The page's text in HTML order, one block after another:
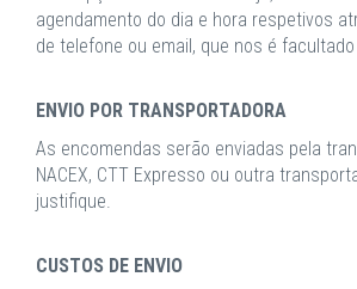
agendamento do dia e hora respetivos
de telefone ou email, que nos é
ENVIO POR TRANSPORTADORA
As encomendas serão enviadas pela
NACEX, CTT Expresso ou outra
justifique.
CUSTOS DE ENVIO